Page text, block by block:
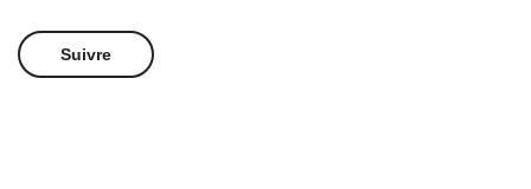
Suivre